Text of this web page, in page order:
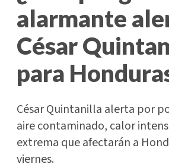
alarmante
César
para
César Quintanilla alerta por
aire contaminado, calor
extrema que afectarán a
viernes.